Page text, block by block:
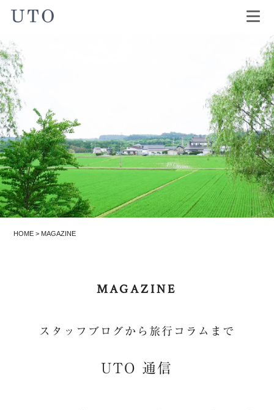
HOME > MAGAZINE
MAGAZINE
スタッフブログから旅行コラムまで
UTO 通信